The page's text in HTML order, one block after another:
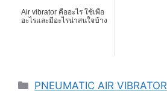
Air vibrator คืออะไร ใช้เพื่อ
อะไรและมีอะไรน่าสนใจบ้าง
Categories
PNEUMATIC AIR VIBRATOR